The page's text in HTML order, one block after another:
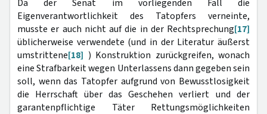
Da der Senat im vorliegenden Fall die
Eigenverantwortlichkeit des Tatopfers verneinte,
musste er auch nicht auf die in der Rechtsprechung[17]
üblicherweise verwendete (und in der Literatur äußerst
umstrittene[18] ) Konstruktion zurückgreifen, wonach
eine Strafbarkeit wegen Unterlassens dann gegeben sein
soll, wenn das Tatopfer aufgrund von Bewusstlosigkeit
die Herrschaft über das Geschehen verliert und der
garantenpflichtige Täter Rettungsmöglichkeiten